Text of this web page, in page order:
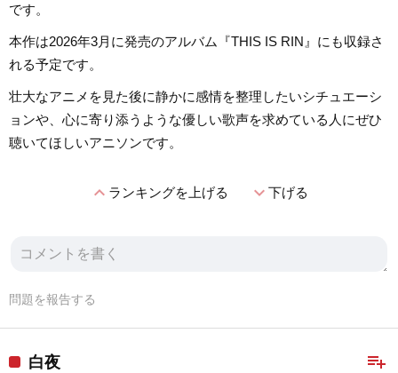
です。
本作は2026年3月に発売のアルバム『THIS IS RIN』にも収録さ
れる予定です。
壮大なアニメを見た後に静かに感情を整理したいシチュエーシ
ョンや、心に寄り添うような優しい歌声を求めている人にぜひ
聴いてほしいアニソンです。
expand_lessランキングを上げる expand_more下げる
問題を報告する
playlist_add
白夜